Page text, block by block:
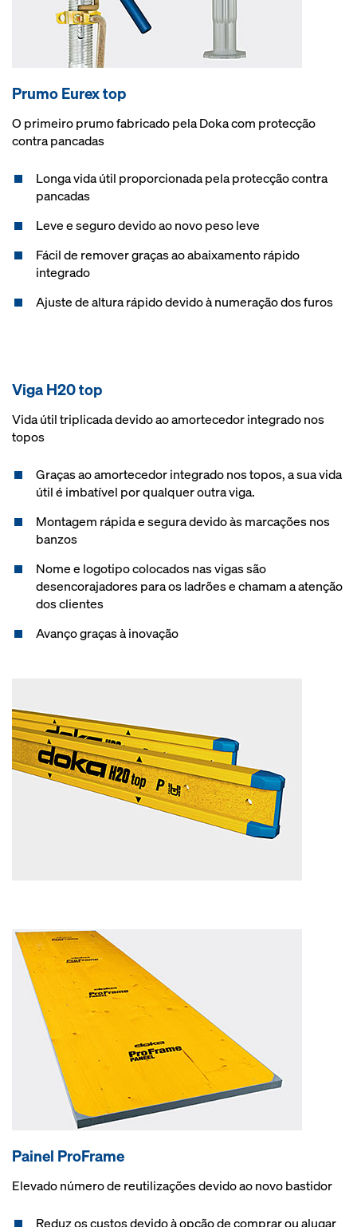
Prumo Eurex top
O primeiro prumo fabricado pela Doka com protecção
contra pancadas
Longa vida útil proporcionada pela protecção contra
pancadas
Leve e seguro devido ao novo peso leve
Fácil de remover graças ao abaixamento rápido
integrado
Ajuste de altura rápido devido à numeração dos furos
Viga H20 top
Vida útil triplicada devido ao amortecedor integrado nos
topos
Graças ao amortecedor integrado nos topos, a sua vida
útil é imbatível por qualquer outra viga.
Montagem rápida e segura devido às marcações nos
banzos
Nome e logotipo colocados nas vigas são
desencorajadores para os ladrões e chamam a atenção
dos clientes
Avanço graças à inovação
Painel ProFrame
Elevado número de reutilizações devido ao novo bastidor
Reduz os custos devido à opção de comprar ou alugar